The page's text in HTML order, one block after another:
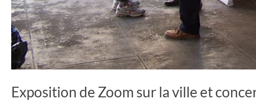
Exposition de Zoom sur la ville et